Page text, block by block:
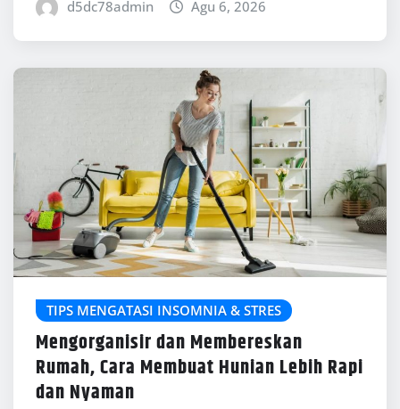
d5dc78admin Agu 6, 2026
TIPS MENGATASI INSOMNIA & STRES
Mengorganisir dan Membereskan
Rumah, Cara Membuat Hunian Lebih Rapi
dan Nyaman